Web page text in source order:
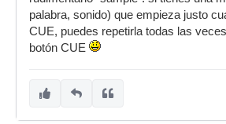
palabra, sonido) que empieza justo
CUE, puedes repetirla todas las
botón CUE